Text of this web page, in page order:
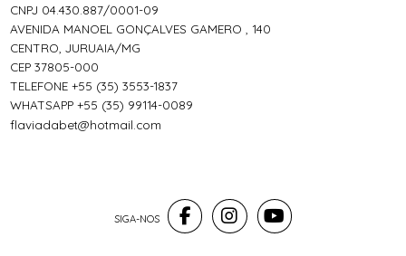
CNPJ 04.430.887/0001-09
AVENIDA MANOEL GONÇALVES GAMERO , 140
CENTRO, JURUAIA/MG
CEP 37805-000
TELEFONE +55 (35) 3553-1837
WHATSAPP +55 (35) 99114-0089
flaviadabet@hotmail.com